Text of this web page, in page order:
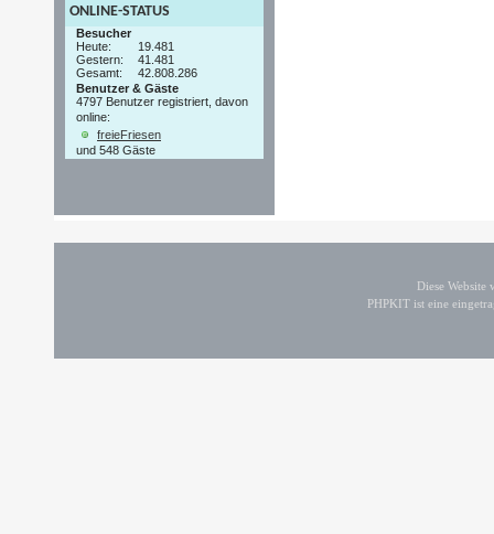
ONLINE-STATUS
Besucher
Heute:
19.481
Gestern:
41.481
Gesamt:
42.808.286
Benutzer & Gäste
4797 Benutzer registriert, davon
online:
freieFriesen
und 548 Gäste
Diese
PHPKIT ist eine